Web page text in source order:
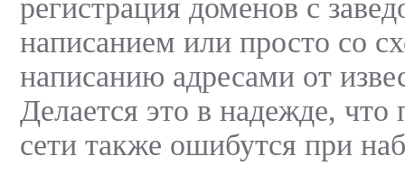
регистрация доменов с
написанием или просто со
написанию адресами от
Делается это в надежде, что
сети также ошибутся при